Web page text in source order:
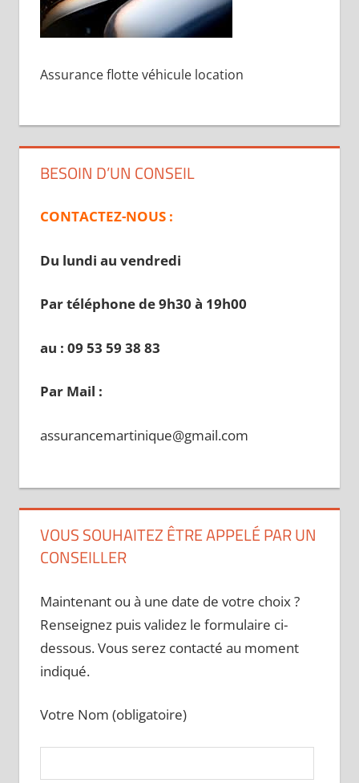
Assurance flotte véhicule location
BESOIN D’UN CONSEIL
CONTACTEZ-NOUS :
Du lundi au vendredi
Par téléphone de 9h30 à 19h00
au : 09 53 59 38 83
Par Mail :
assurancemartinique@gmail.com
VOUS SOUHAITEZ ÊTRE APPELÉ PAR UN
CONSEILLER
Maintenant ou à une date de votre choix ?
Renseignez puis validez le formulaire ci-
dessous. Vous serez contacté au moment
indiqué.
Votre Nom (obligatoire)